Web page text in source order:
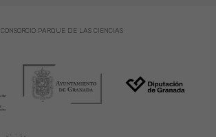
CONSORCIO PARQUE DE LAS CIENCIAS